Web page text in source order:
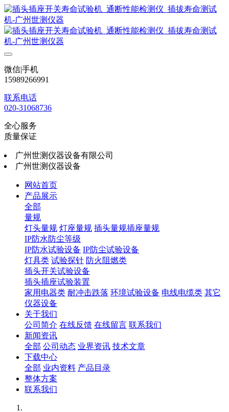
微信|手机
15989266991
联系电话
020-31068736
全心服务
质量保证
广州世测仪器设备有限公司
广州世测仪器设备
网站首页
产品展示
全部
量规
灯头量规 灯座量规 插头量规插座量规
IP防水防尘等级
IP防水试验设备 IP防尘试验设备
灯具类 试验探针 防火阻燃类
插头开关试验设备
插头插座试验装置
家用电器类 耐冲击跌落 环境试验设备 电线电缆类 其它
仪器设备
关于我们
公司简介 在线反馈 在线留言 联系我们
新闻资讯
全部 公司动态 业界资讯 技术文章
下载中心
全部 业内资料 产品目录
整体方案
联系我们